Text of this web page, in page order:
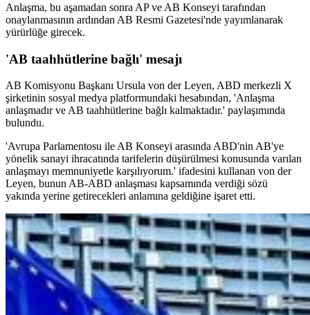
Anlaşma, bu aşamadan sonra AP ve AB Konseyi tarafından
onaylanmasının ardından AB Resmi Gazetesi'nde yayımlanarak
yürürlüğe girecek.
'AB taahhütlerine bağlı' mesajı
AB Komisyonu Başkanı Ursula von der Leyen, ABD merkezli X
şirketinin sosyal medya platformundaki hesabından, 'Anlaşma
anlaşmadır ve AB taahhütlerine bağlı kalmaktadır.' paylaşımında
bulundu.
'Avrupa Parlamentosu ile AB Konseyi arasında ABD'nin AB'ye
yönelik sanayi ihracatında tarifelerin düşürülmesi konusunda varılan
anlaşmayı memnuniyetle karşılıyorum.' ifadesini kullanan von der
Leyen, bunun AB-ABD anlaşması kapsamında verdiği sözü
yakında yerine getirecekleri anlamına geldiğine işaret etti.